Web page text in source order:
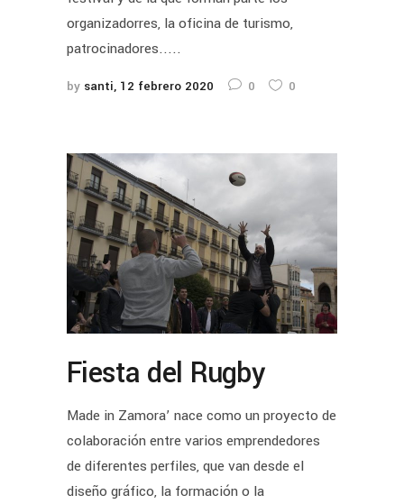
organizadorres, la oficina de turismo,
patrocinadores.....
by santi 12 febrero 2020 0 0
Fiesta del Rugby
Made in Zamora’ nace como un proyecto de
colaboración entre varios emprendedores
de diferentes perfiles, que van desde el
diseño gráfico, la formación o la